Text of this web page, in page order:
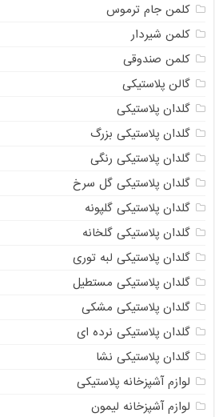
کلمن جام ترموس
کلمن شیردار
کلمن صندوقی
گالن پلاستیکی
گلدان پلاستیکی
گلدان پلاستیکی بزرگ
گلدان پلاستیکی رنگی
گلدان پلاستیکی گل سرخ
گلدان پلاستیکی گلپونه
گلدان پلاستیکی گلخانه
گلدان پلاستیکی لبه توری
گلدان پلاستیکی مستطیل
گلدان پلاستیکی مشکی
گلدان پلاستیکی نرده ای
گلدان پلاستیکی نشا
لوازم آشپزخانه پلاستیکی
لوازم آشپزخانه لیمون